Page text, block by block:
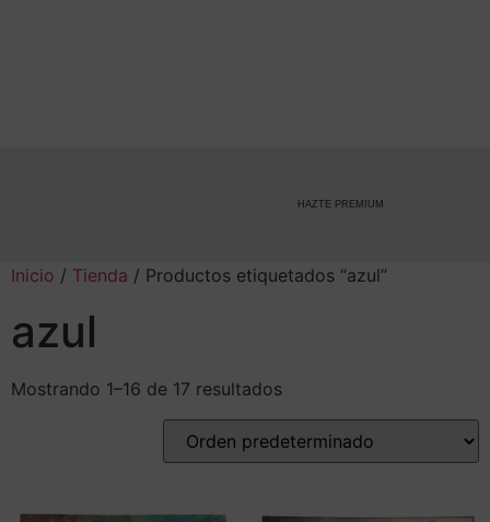
HAZTE PREMIUM
Inicio / Tienda / Productos etiquetados “azul”
azul
Mostrando 1–16 de 17 resultados